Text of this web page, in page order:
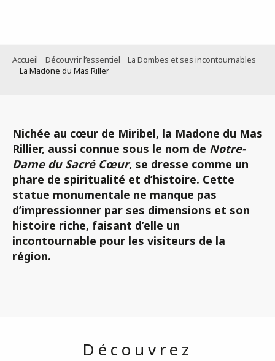
Accueil Découvrir l’essentiel
La Dombes et ses incontournables
La Madone du Mas Riller
Nichée au cœur de Miribel, la Madone du Mas
Rillier, aussi connue sous le nom de Notre-
Dame du Sacré Cœur, se dresse comme un
phare de spiritualité et d’histoire. Cette
statue monumentale ne manque pas
d’impressionner par ses dimensions et son
histoire riche, faisant d’elle un
incontournable pour les visiteurs de la
région.
Découvrez